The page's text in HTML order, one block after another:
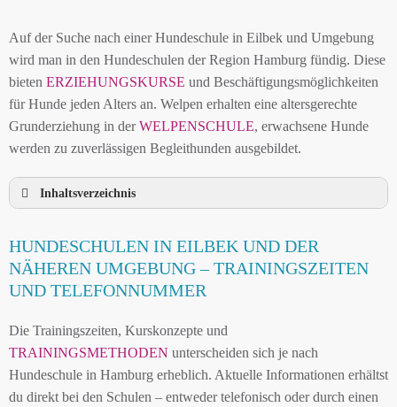
Auf der Suche nach einer Hundeschule in Eilbek und Umgebung
wird man in den Hundeschulen der Region Hamburg fündig. Diese
bieten ERZIEHUNGSKURSE und Beschäftigungsmöglichkeiten
für Hunde jeden Alters an. Welpen erhalten eine altersgerechte
Grunderziehung in derWELPENSCHULE, erwachsene Hunde
werden zu zuverlässigen Begleithunden ausgebildet.
Inhaltsverzeichnis
HUNDESCHULEN IN EILBEK UND DER
NÄHEREN UMGEBUNG
UMGEBUNG
LEINENPFLICHT UND HUNDEGESETZE IN
HUNDESCHULEN IN EILBEK UND DER
NÄHEREN UMGEBUNG – TRAININGSZEITEN
UND TELEFONNUMMER
Die Trainingszeiten, Kurskonzepte und
TRAININGSMETHODEN unterscheiden sich je nach
Hundeschule in Hamburg erheblich. Aktuelle Informationen erhältst
du direkt bei den Schulen – entweder telefonisch oder durch einen